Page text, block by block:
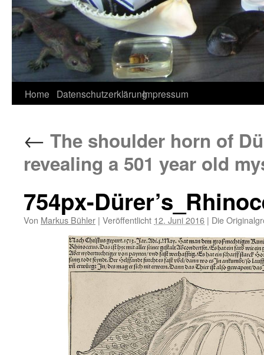
Home DatenschutzerklärungImpressum
← The shoulder horn of
revealing a 501 year old
754px-
Von Markus Bühler | Veröffentlicht 12. Juni 2016 | Die